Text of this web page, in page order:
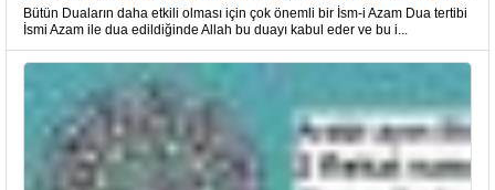
Bütün Duaların daha etkili olması için çok önemli bir İsm-i Azam Dua tertibi
İsmi Azam ile dua edildiğinde Allah bu duayı kabul eder ve bu i...